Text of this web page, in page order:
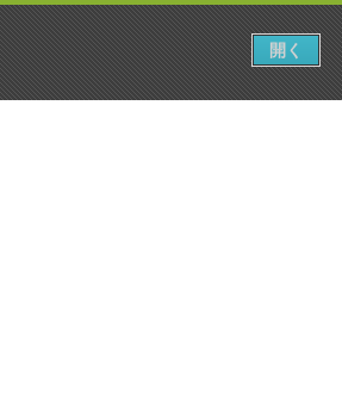
開く